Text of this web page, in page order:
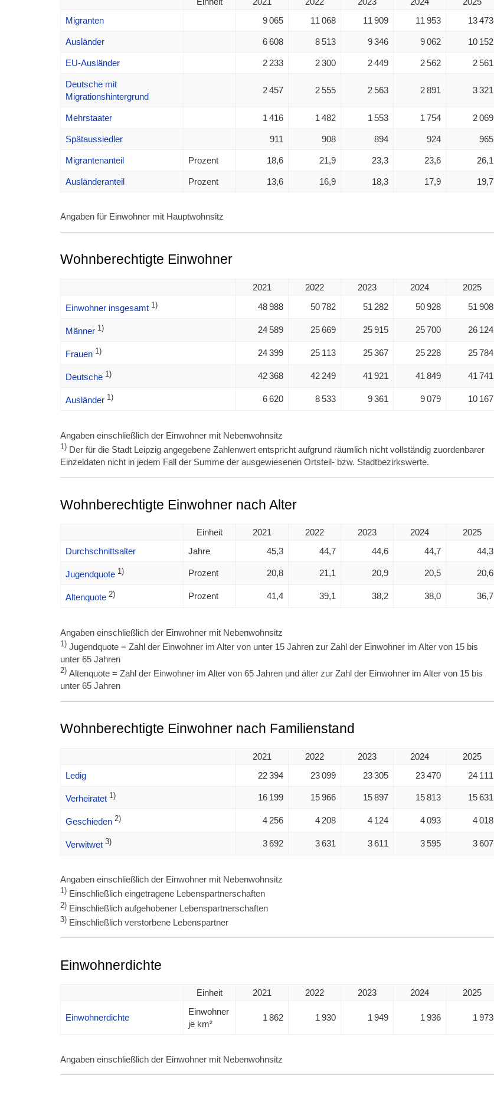
Migranten
9 065 11 068 11 909 11 953 13 473
Ausländer 6 608 8 513 9 346 9 062 10 152
EU-Ausländer 2 233 2 300 2 449 2 562 2 561
Deutsche mit
Migrationshintergrund
2 457 2 555 2 563 2 891 3 321
Mehrstaater 1 416 1 482 1 553 1 754 2 069
Spätaussiedler 911 908 894 924 965
Migrantenanteil Prozent 18,6 21,9 23,3 23,6 26,1
Ausländeranteil Prozent 13,6 16,9 18,3 17,9 19,7
Angaben für Einwohner mit Hauptwohnsitz
Wohnberechtigte Einwohner
2021 2022 2023 2024 2025
Einwohner insgesamt 1) 48 988 50 782 51 282 50 928 51 908
Männer 1) 24 589 25 669 25 915 25 700 26 124
Frauen 1) 24 399 25 113 25 367 25 228 25 784
Deutsche 1) 42 368 42 249 41 921 41 849 41 741
Ausländer 1) 6 620 8 533 9 361 9 079 10 167
Angaben einschließlich der Einwohner mit Nebenwohnsitz
1) Der für die Stadt Leipzig angegebene Zahlenwert entspricht aufgrund räumlich nicht vollständig zuordenbarer
Einzeldaten nicht in jedem Fall der Summe der ausgewiesenen Ortsteil- bzw. Stadtbezirkswerte.
Wohnberechtigte Einwohner nach Alter
Einheit 2021 2022 2023 2024
2025
Durchschnittsalter
Jahre 45,3 44,7 44,6 44,7 44,3
Jugendquote 1) Prozent 20,8 21,1 20,9 20,5 20,6
Altenquote 2) Prozent 41,4 39,1 38,2 38,0 36,7
Angaben einschließlich der Einwohner mit Nebenwohnsitz
1) Jugendquote = Zahl der Einwohner im Alter von unter 15 Jahren zur Zahl der Einwohner im Alter von 15 bis
unter 65 Jahren
2) Altenquote = Zahl der Einwohner im Alter von 65 Jahren und älter zur Zahl der Einwohner im Alter von 15 bis
unter 65 Jahren
Wohnberechtigte Einwohner nach Familienstand
2021 2022 2023 2024
2025
Ledig
22 394 23 099 23 305 23 470 24 111
Verheiratet 1) 16 199 15 966 15 897 15 813 15 631
Geschieden 2) 4 256 4 208 4 124 4 093 4 018
Verwitwet 3) 3 692 3 631 3 611 3 595 3 607
Angaben einschließlich der Einwohner mit Nebenwohnsitz
1) Einschließlich eingetragene Lebenspartnerschaften
2) Einschließlich aufgehobener Lebenspartnerschaften
3) Einschließlich verstorbene Lebenspartner
Einwohnerdichte
Einheit 2021 2022 2023 2024 2025
Einwohnerdichte
Einwohner
je km²
1 862 1 930 1 949 1 936 1 973
Angaben einschließlich der Einwohner mit Nebenwohnsitz